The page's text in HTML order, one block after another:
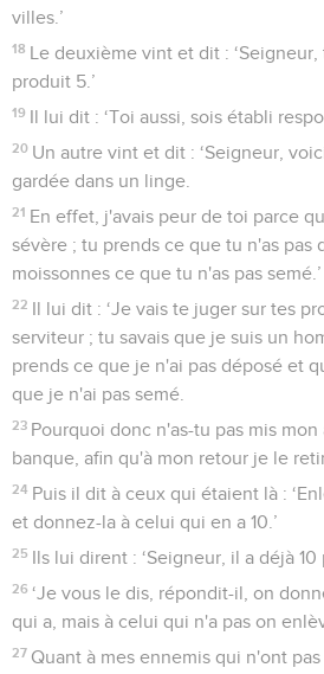
villes.’
18 Le deuxième vint et dit : ‘Seigneur,
produit 5.’
19 Il lui dit : ‘Toi aussi, sois établi
20 Un autre vint et dit : ‘Seigneur,
gardée dans un linge.
21 En effet, j'avais peur de toi parce
sévère ; tu prends ce que tu n'as pas
moissonnes ce que tu n'as pas semé.’
22 Il lui dit : ‘Je vais te juger sur tes
serviteur ; tu savais que je suis un
prends ce que je n'ai pas déposé et
que je n'ai pas semé.
23 Pourquoi donc n'as-tu pas mis
banque, afin qu'à mon retour je le
24 Puis il dit à ceux qui étaient là :
et donnez-la à celui qui en a 10.’
25 Ils lui dirent : ‘Seigneur, il a déjà 10
26 ‘Je vous le dis, répondit-il, on
qui a, mais à celui qui n'a pas on
27 Quant à mes ennemis qui n'ont